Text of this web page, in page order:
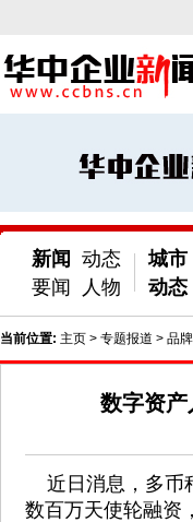
新闻
要闻
动态
人物
城市
动态
当前位置: 主页 > 专题报道 > 品
数字资
近日消息，多币
数百万天使轮融资